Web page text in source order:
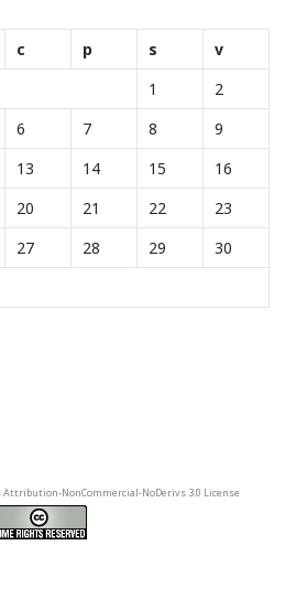
c p s
v
1
2
6 7 8
9
13 14 15
16
20 21 22
23
27 28 29
30
Attribution-NonCommercial-NoDerivs 3.0 License